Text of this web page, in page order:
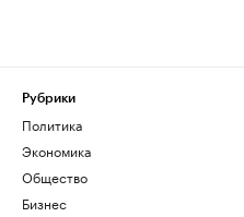
Рубрики
Политика
Экономика
Общество
Бизнес